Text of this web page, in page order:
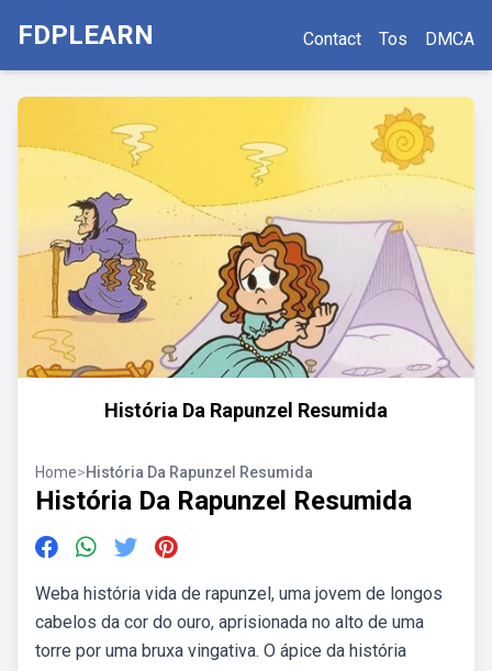
FDPLEARN Contact Tos DMCA
História Da Rapunzel Resumida
Home>História Da Rapunzel Resumida
História Da Rapunzel Resumida
Weba história vida de rapunzel, uma jovem de longos
cabelos da cor do ouro, aprisionada no alto de uma
torre por uma bruxa vingativa. O ápice da história